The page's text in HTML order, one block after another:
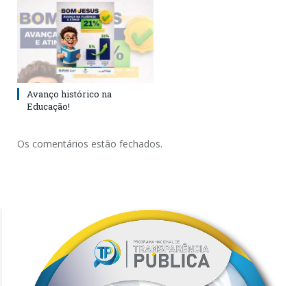
Avanço histórico na
Educação!
Os comentários estão fechados.